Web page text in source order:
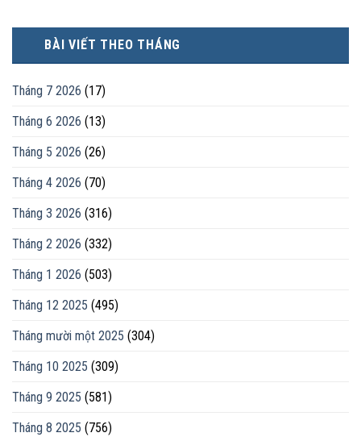
BÀI VIẾT THEO THÁNG
Tháng 7 2026 (17)
Tháng 6 2026 (13)
Tháng 5 2026 (26)
Tháng 4 2026 (70)
Tháng 3 2026 (316)
Tháng 2 2026 (332)
Tháng 1 2026 (503)
Tháng 12 2025 (495)
Tháng mười một 2025 (304)
Tháng 10 2025 (309)
Tháng 9 2025 (581)
Tháng 8 2025 (756)